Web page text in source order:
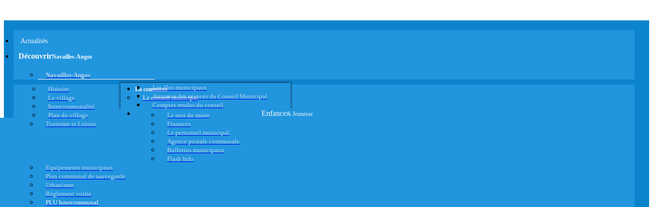
Actualités
DécouvrirNavailles-Angos
Navailles-Angos
Histoire
Le village
Intercommunalité
Plan du village
Tourisme et Loisirs
La commune
Le conseil municipal
Les élus municipaux
Annonce des séances du Conseil Municipal
Comptes rendus du conseil
Le mot du maire
Finances
Le personnel municipal
Agence postale communale
Bulletins municipaux
Flash Info
Equipements municipaux
Plan communal de sauvegarde
Urbanisme
Règlement voirie
PLU Intercommunal
Enfance& Jeunesse